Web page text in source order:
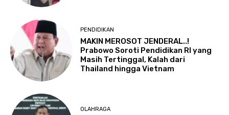
PENDIDIKAN
MAKIN MEROSOT JENDERAL..!
Prabowo Soroti Pendidikan RI yang
Masih Tertinggal, Kalah dari
Thailand hingga Vietnam
OLAHRAGA